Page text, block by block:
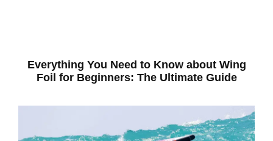
Everything You Need to Know about Wing
Foil for Beginners: The Ultimate Guide